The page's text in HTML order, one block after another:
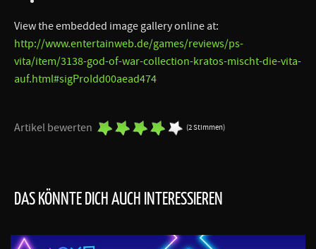
View the embedded image gallery online at:
http://www.entertainweb.de/games/reviews/ps-
vita/item/3138-god-of-war-collection-kratos-mischt-die-vita-
auf.html#sigProIdd00aead474
Artikel bewerten (2 Stimmen)
DAS KÖNNTE DICH AUCH INTERESSIEREN